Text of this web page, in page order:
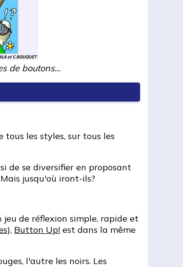
de boutons...
les styles, sur tous les
de se diversifier en proposant
jusqu'où iront-ils?
de réflexion simple, rapide et
), Button Up! est dans la même
l'autre les noirs. Les